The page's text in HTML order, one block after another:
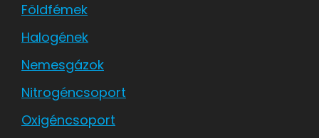
Földfémek
Halogének
Nemesgázok
Nitrogéncsoport
Oxigéncsoport